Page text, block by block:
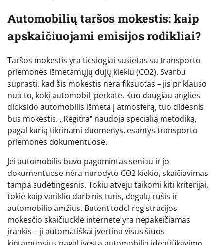
Automobilių taršos mokestis: kaip
apskaičiuojami emisijos rodikliai?
Taršos mokestis yra tiesiogiai susietas su transporto
priemonės išmetamųjų dujų kiekiu (CO2). Svarbu
suprasti, kad šis mokestis nėra fiksuotas – jis priklauso
nuo to, kokį automobilį perkate. Kuo daugiau anglies
dioksido automobilis išmeta į atmosferą, tuo didesnis
bus mokestis. „Regitra“ naudoja specialią metodiką,
pagal kurią tikrinami duomenys, esantys transporto
priemonės dokumentuose.
Jei automobilis buvo pagamintas seniau ir jo
dokumentuose nėra nurodyto CO2 kiekio, skaičiavimas
tampa sudėtingesnis. Tokiu atveju taikomi kiti kriterijai,
tokie kaip variklio darbinis tūris, degalų rūšis ir
automobilio amžius. Būtent todėl registracijos
mokesčio skaičiuoklė internete yra nepakeičiamas
įrankis – ji automatiškai įvertina visus šiuos